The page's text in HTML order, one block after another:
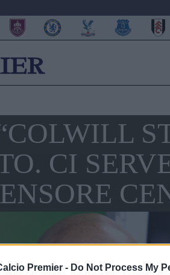
Premier - Do Not Process My
CI